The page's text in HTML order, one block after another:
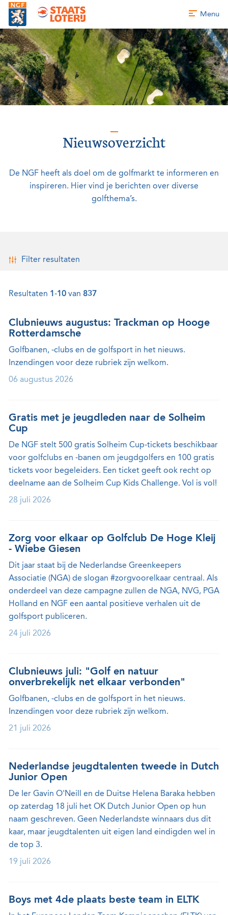
Menu
Nieuwsoverzicht
De NGF heeft als doel om de golfmarkt te informeren en
inspireren. Hier vind je berichten over diverse
golfthema’s.
Filter resultaten
Resultaten 1 -10 van 837
Clubnieuws augustus: Trackman op Hooge
Rotterdamsche
Golfbanen, -clubs en de golfsport in het nieuws.
Inzendingen voor deze rubriek zijn welkom.
06 augustus 2026
Gratis met je jeugdleden naar de Solheim
Cup
De NGF stelt 500 gratis Solheim Cup-tickets beschikbaar
voor golfclubs en -banen om jeugdgolfers en 100 gratis
tickets voor begeleiders. Een ticket geeft ook recht op
deelname aan de Solheim Cup Kids Challenge. Vol is vol!
28 juli 2026
Zorg voor elkaar op Golfclub De Hoge Kleij
- Wiebe Giesen
Dit jaar staat bij de Nederlandse Greenkeepers
Associatie (NGA) de slogan #zorgvoorelkaar centraal. Als
onderdeel van deze campagne zullen de NGA, NVG, PGA
Holland en NGF een aantal positieve verhalen uit de
golfsport publiceren.
24 juli 2026
Clubnieuws juli: "Golf en natuur
onverbrekelijk net elkaar verbonden"
Golfbanen, -clubs en de golfsport in het nieuws.
Inzendingen voor deze rubriek zijn welkom.
21 juli 2026
Nederlandse jeugdtalenten tweede in Dutch
Junior Open
De Ier Gavin O'Neill en de Duitse Helena Baraka hebben
op zaterdag 18 juli het OK Dutch Junior Open op hun
naam geschreven. Geen Nederlandste winnaars dus dit
kaar, maar jeugdtalenten uit eigen land eindigden wel in
de top 3.
19 juli 2026
Boys met 4de plaats beste team in ELTK